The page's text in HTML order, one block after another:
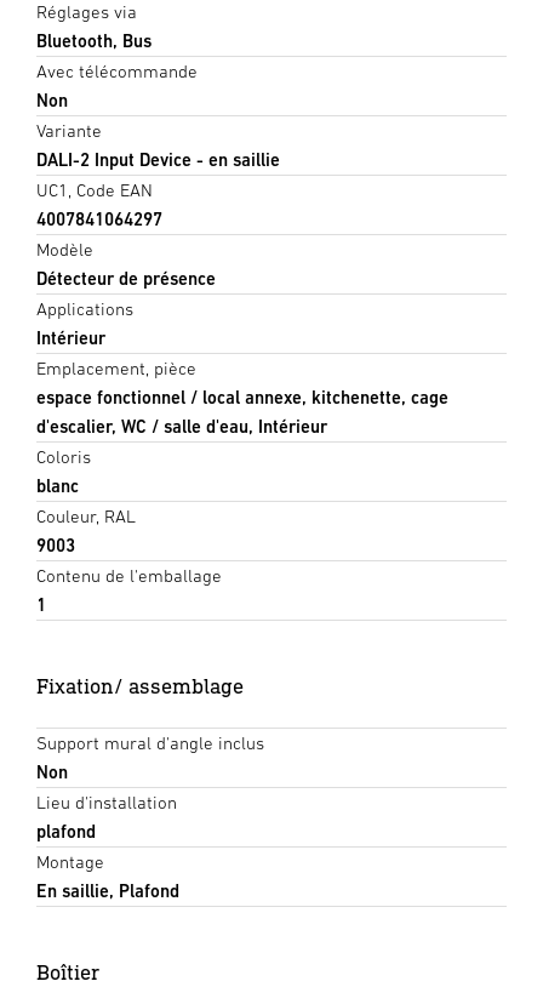
Réglages via
Bluetooth, Bus
Avec télécommande
Non
Variante
DALI-2 Input Device - en saillie
UC1, Code EAN
4007841064297
Modèle
Détecteur de présence
Applications
Intérieur
Emplacement, pièce
espace fonctionnel / local annexe, kitchenette, cage
d'escalier, WC / salle d'eau, Intérieur
Coloris
blanc
Couleur, RAL
9003
Contenu de l'emballage
1
Fixation/ assemblage
Support mural d'angle inclus
Non
Lieu d'installation
plafond
Montage
En saillie, Plafond
Boîtier